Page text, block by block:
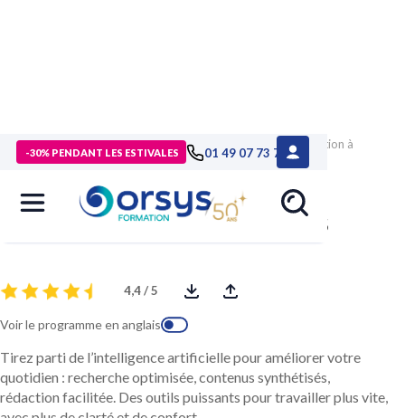
-30% PENDANT LES ESTIVALES 01 49 07 73 73
> Formations>Technologies numériques
Formation Initiation à
Copilot pour Microsoft 365
Initiation à Copilot pour Microsoft 365
4,4 / 5
Voir le programme en anglais
Tirez parti de l’intelligence artificielle pour améliorer votre
quotidien : recherche optimisée, contenus synthétisés,
rédaction facilitée. Des outils puissants pour travailler plus vite,